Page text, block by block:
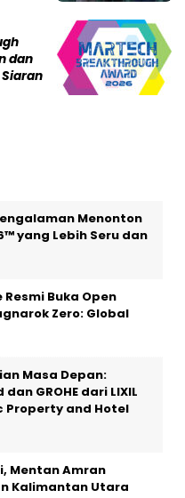
dan
Menonton
yang Lebih Seru dan
Buka Open
Zero: Global
Masa Depan:
GROHE dari LIXIL
Property and Hotel
Mentan Amran
Kalimantan Utara